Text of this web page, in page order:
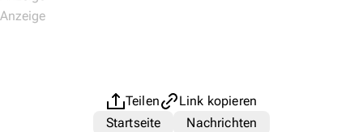
Teilen
Link kopieren
Startseite
Nachrichten